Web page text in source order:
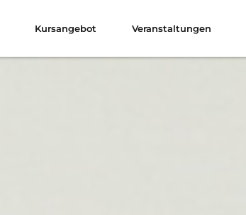
Kursangebot Veranstaltungen